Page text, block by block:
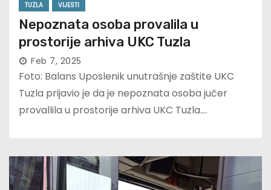
TUZLA VIJESTI
Nepoznata osoba provalila u
prostorije arhiva UKC Tuzla
Feb 7, 2025
Foto: Balans Uposlenik unutrašnje zaštite UKC
Tuzla prijavio je da je nepoznata osoba jučer
provallila u prostorije arhiva UKC Tuzla.…